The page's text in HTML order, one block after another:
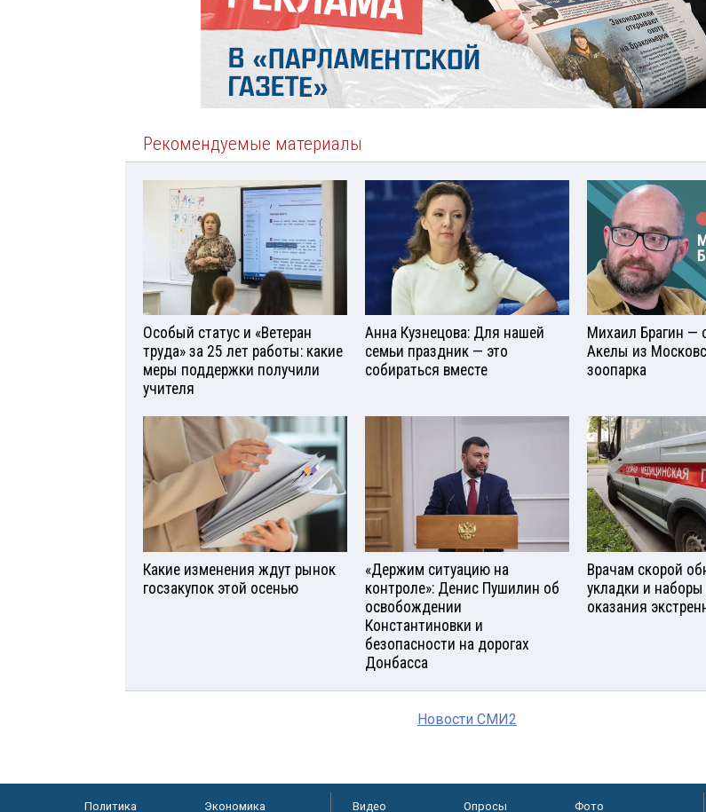
Рекомендуемые материалы
Особый статус и «Ветеран
труда» за 25 лет работы: какие
меры поддержки получили
учителя
Анна Кузнецова: Для нашей
семьи праздник — это
собираться вместе
Михаил Брагин —
Акелы из
зоопарка
Какие изменения ждут рынок
госзакупок этой осенью
«Держим ситуацию на
контроле»: Денис Пушилин об
освобождении
Константиновки и
безопасности на дорогах
Донбасса
Врачам скорой
укладки и
оказания
Новости СМИ2
Политика Экономика Видео Опросы Фото